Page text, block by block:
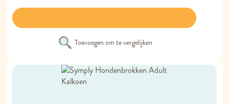
Toevoegen om te vergelijken